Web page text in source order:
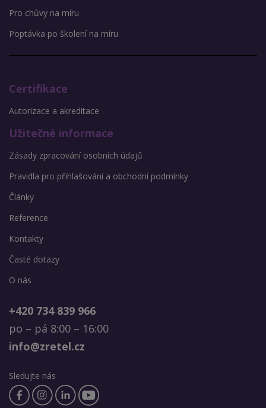
Pro chůvy na míru
Poptávka po školení na míru
Certifikace
Autorizace a akreditace
Užitečné informace
Zásady zpracování osobních údajů
Pravidla pro přihlašování a obchodní podmínky
Články
Reference
Kontakty
Časté dotazy
O nás
+420 734 839 966
po – pá 8:00 – 16:00
info@zretel.cz
Sledujte nás